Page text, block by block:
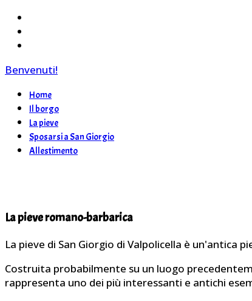
Benvenuti!
Home
Il borgo
La pieve
Sposarsi a San Giorgio
Allestimento
La pieve romano-barbarica
La pieve di San Giorgio di Valpolicella è un'antica
Costruita probabilmente su un luogo
rappresenta uno dei più interessanti e antichi